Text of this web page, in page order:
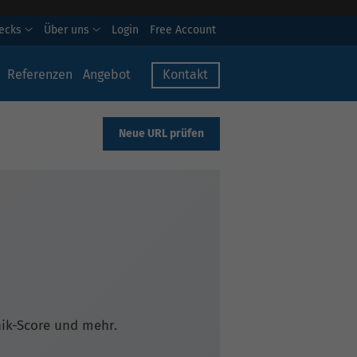
Über uns Login Free Account
Referenzen Angebot Kontakt
Neue URL prüfen
Score und mehr.